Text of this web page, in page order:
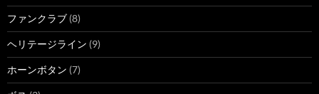
ファンクラブ (8)
ヘリテージライン (9)
ホーンボタン (7)